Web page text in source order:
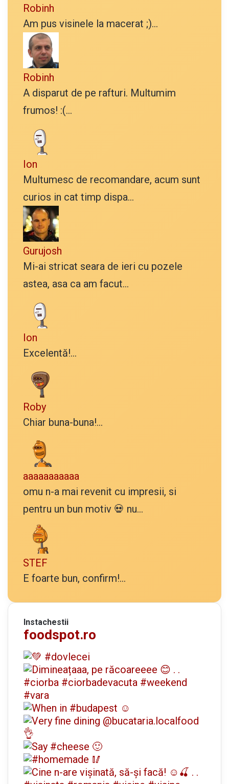
Robinh
Am pus visinele la macerat ;)...
Robinh
A disparut de pe rafturi. Multumim
frumos! :(...
Ion
Multumesc de recomandare, acum sunt
curios in cat timp dispa...
Gurujosh
Mi-ai stricat seara de ieri cu pozele
astea, asa ca am facut...
Ion
Excelentă!...
Roby
Chiar buna-buna!...
aaaaaaaaaaa
omu n-a mai revenit cu impresii, si
pentru un bun motiv 💀 nu...
STEF
E foarte bun, confirm!...
Instachestii
foodspot.ro